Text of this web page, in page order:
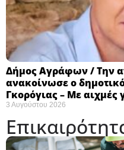
Δήμος Αγράφων / Την
ανακοίνωσε ο
Γκορόγιας – Με αιχμές
3 Αυγούστου 2026